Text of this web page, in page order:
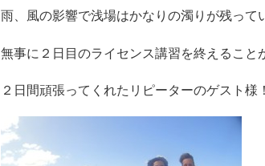
雨、風の影響で浅場はかなりの濁りが残って
無事に２日目のライセンス講習を終えるこ
２日間頑張ってくれたリピーターのゲスト様